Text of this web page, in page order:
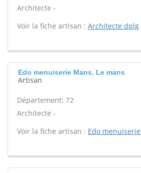
Architecte -
Voir la fiche artisan : Architecte dplg
Edo menuiserie Mans, Le mans
Artisan
Département: 72
Architecte -
Voir la fiche artisan : Edo menuiserie